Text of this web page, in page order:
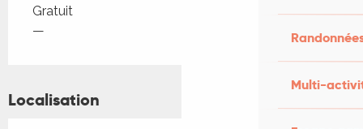
Multi-
Tarifs 2026
Gratuit
—
Localisation